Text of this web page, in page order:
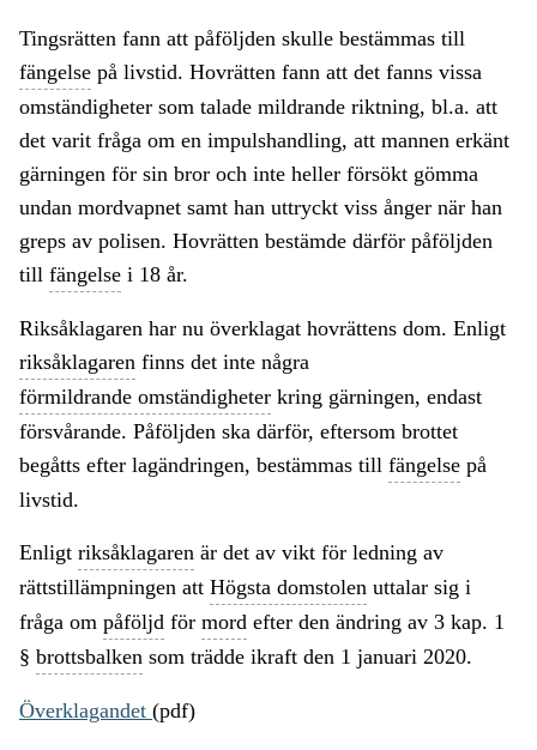
Tingsrätten fann att påföljden skulle bestämmas till
fängelse på livstid. Hovrätten fann att det fanns vissa
omständigheter som talade mildrande riktning, bl.a. att
det varit fråga om en impulshandling, att mannen erkänt
gärningen för sin bror och inte heller försökt gömma
undan mordvapnet samt han uttryckt viss ånger när han
greps av polisen. Hovrätten bestämde därför påföljden
till fängelse i 18 år.
Riksåklagaren har nu överklagat hovrättens dom. Enligt
riksåklagaren finns det inte några
förmildrande omständigheter kring gärningen, endast
försvårande. Påföljden ska därför, eftersom brottet
begåtts efter lagändringen, bestämmas till fängelse på
livstid.
Enligt riksåklagaren är det av vikt för ledning av
rättstillämpningen att Högsta domstolen uttalar sig i
fråga om påföljd för mord efter den ändring av 3 kap. 1
§ brottsbalken som trädde ikraft den 1 januari 2020.
Överklagandet (pdf)